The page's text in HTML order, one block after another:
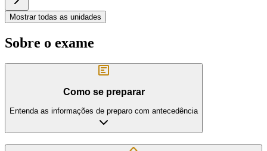
Mostrar todas as unidades
Sobre o exame
Como se preparar
Entenda as informações de preparo com antecedência